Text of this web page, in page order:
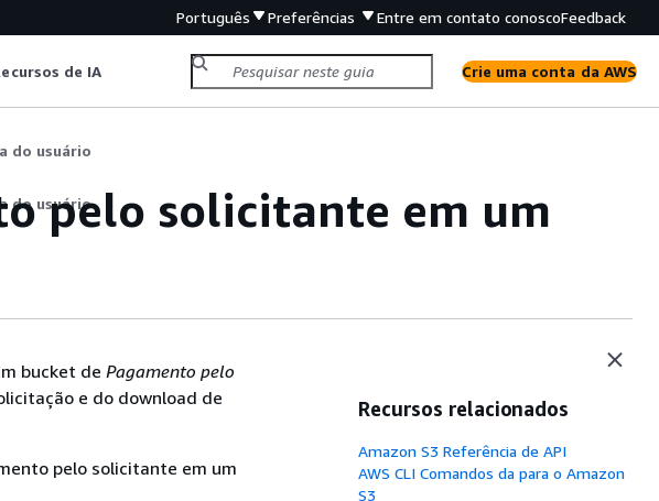
Português Preferências Entre em contato conoscoFeedback
de IA Crie uma conta da AWS
do usuário
do usuáriopelo solicitante em um
bucket de Pagamento pelo
e do download de
pelo solicitante em um
Recursos relacionados
Amazon S3 Referência de API
AWS CLI Comandos da para o Amazon
S3